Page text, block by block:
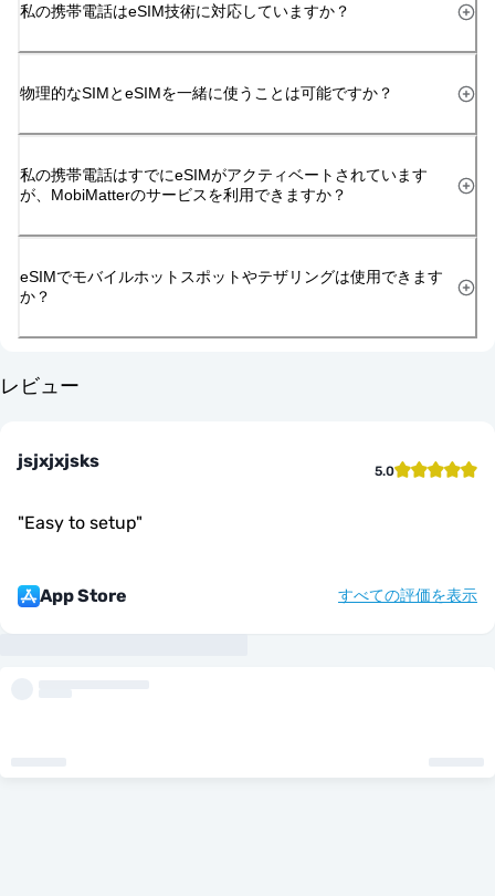
私の携帯電話はeSIM技術に対応していますか？
物理的なSIMとeSIMを一緒に使うことは可能ですか？
私の携帯電話はすでにeSIMがアクティベートされています
が、MobiMatterのサービスを利用できますか？
eSIMでモバイルホットスポットやテザリングは使用できます
か？
レビュー
jsjxjxjsks 5.0
"Easy to setup"
App Store すべての評価を表示